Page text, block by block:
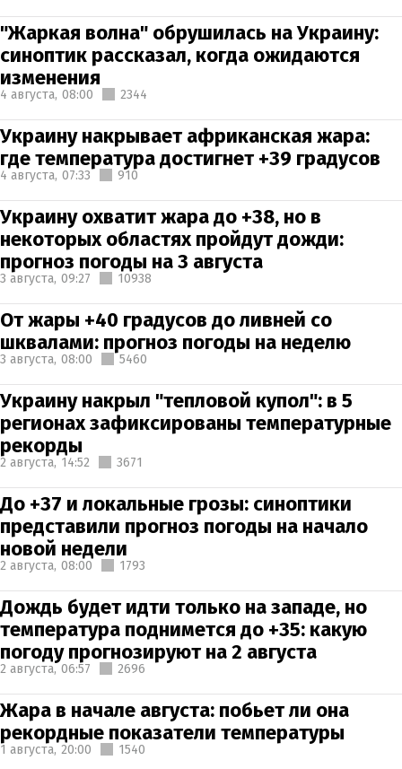
"Жаркая волна" обрушилась на Украину:
синоптик рассказал, когда ожидаются
изменения
4 августа, 08:00 2344
Украину накрывает африканская жара:
где температура достигнет +39 градусов
4 августа, 07:33 910
Украину охватит жара до +38, но в
некоторых областях пройдут дожди:
прогноз погоды на 3 августа
3 августа, 09:27 10938
От жары +40 градусов до ливней со
шквалами: прогноз погоды на неделю
3 августа, 08:00 5460
Украину накрыл "тепловой купол": в 5
регионах зафиксированы температурные
рекорды
2 августа, 14:52 3671
До +37 и локальные грозы: синоптики
представили прогноз погоды на начало
новой недели
2 августа, 08:00 1793
Дождь будет идти только на западе, но
температура поднимется до +35: какую
погоду прогнозируют на 2 августа
2 августа, 06:57 2696
Жара в начале августа: побьет ли она
рекордные показатели температуры
1 августа, 20:00 1540